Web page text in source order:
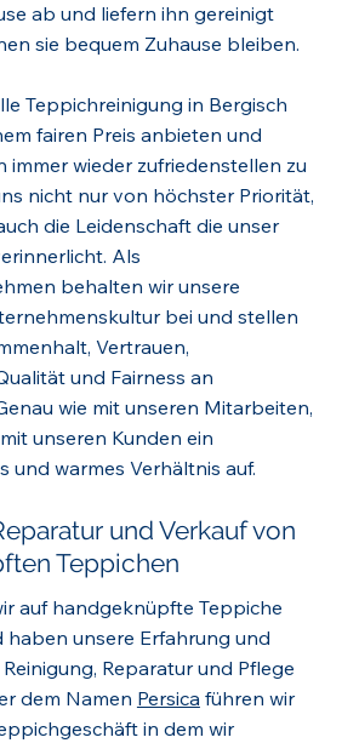
ab und liefern ihn gereinigt
sie bequem Zuhause bleiben.
Teppichreinigung in Bergisch
fairen Preis anbieten und
immer wieder zufriedenstellen zu
nicht nur von höchster Priorität,
die Leidenschaft die unser
Als
behalten wir unsere
bei und stellen
Vertrauen,
und Fairness an
wie mit unseren Mitarbeiten,
unseren Kunden ein
und warmes Verhältnis auf.
und Verkauf von
Teppichen
auf handgeknüpfte Teppiche
haben unsere Erfahrung und
Reparatur und Pflege
dem Namen Persica führen wir
in dem wir